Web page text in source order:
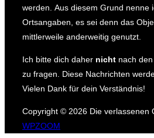
werden. Aus diesem Grund nenne
Ortsangaben, es sei denn das
mittlerweile anderweitig genutzt.
Ich bitte dich daher nicht nach
zu fragen.
Diese Nachrichten
Vielen Dank für dein Verständnis!
Copyright © 2026 Die verlassenen
WPZOOM